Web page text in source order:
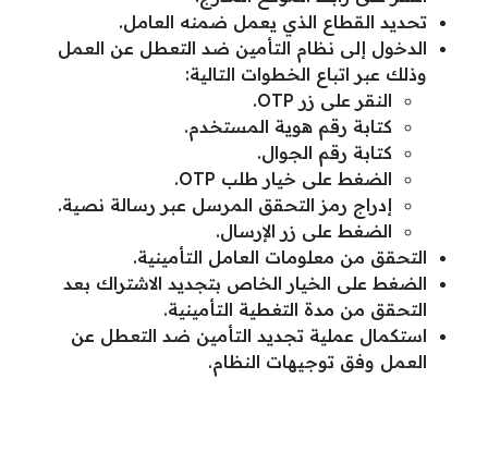
تحديد القطاع الذي يعمل ضمنه العامل.
الدخول إلى نظام التأمين ضد التعطل عن العمل
وذلك عبر اتباع الخطوات التالية:
النقر على زر OTP.
كتابة رقم هوية المستخدم.
كتابة رقم الجوال.
الضغط على خيار طلب OTP.
إدراج رمز التحقق المرسل عبر رسالة نصية.
الضغط على زر الإرسال.
التحقق من معلومات العامل التأمينية.
الضغط على الخيار الخاص بتجديد الاشتراك بعد
التحقق من مدة التغطية التأمينية.
استكمال عملية تجديد التأمين ضد التعطل عن
العمل وفق توجيهات النظام.